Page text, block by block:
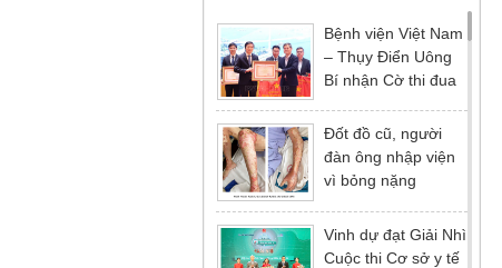
Bệnh viện Việt Nam
– Thụy Điển Uông
Bí nhận Cờ thi đua
năm 2025 của
Đảng ủy - Ủy ban
nhân dân Tỉnh
Đốt đồ cũ, người
đàn ông nhập viện
vì bỏng nặng
Vinh dự đạt Giải Nhì
Cuộc thi Cơ sở y tế